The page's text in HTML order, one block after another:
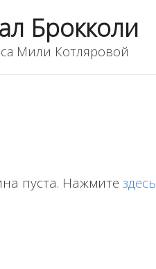
Брокколи
Мили Котляровой
пуста. Нажмите здесь